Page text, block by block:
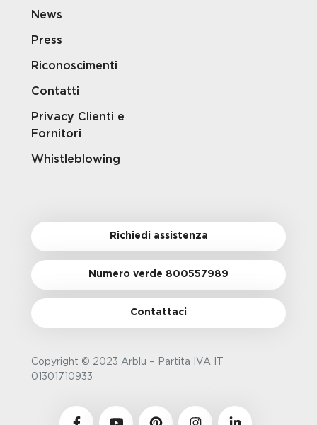
News
Press
Riconoscimenti
Contatti
Privacy Clienti e
Fornitori
Whistleblowing
Richiedi assistenza
Numero verde 800557989
Contattaci
Copyright © 2023 Arblu – Partita IVA IT
01301710933